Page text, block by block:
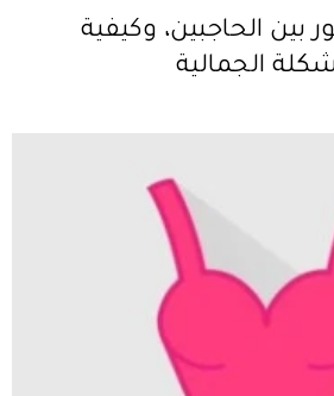
بين الحاجبين، وكيفية
الجمالية